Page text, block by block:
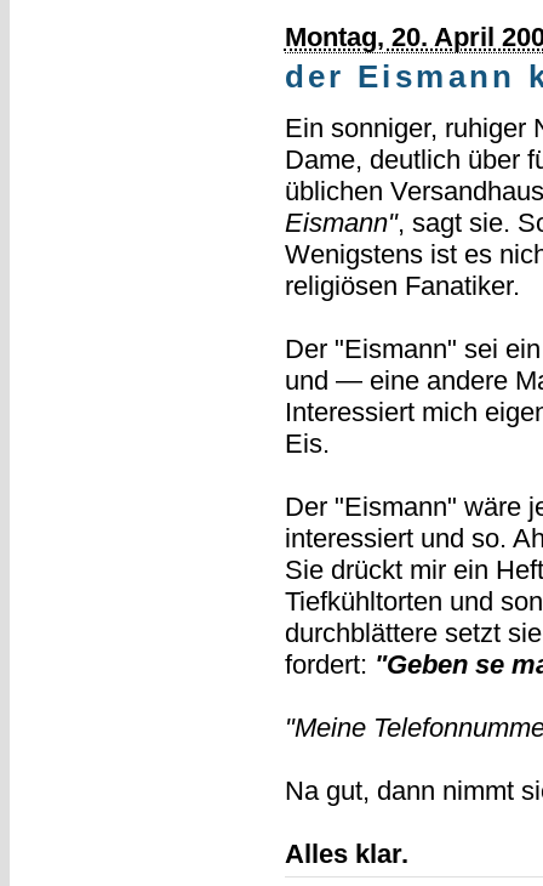
Montag, 20. April
der Eismann
Ein sonniger, ruhiger
Dame, deutlich über
üblichen
Eismann", sagt sie.
Wenigstens ist es
religiösen Fanatiker.
Der "Eismann" sei
und — eine andere
Interessiert mich
Eis.
Der "Eismann" wäre
interessiert und so.
Sie drückt mir ein
Tiefkühltorten und
durchblättere setzt
fordert: "Geben se
"Meine
Na gut, dann nimmt
Alles klar.